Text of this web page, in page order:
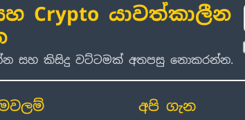
Crypto යාවත්කාලීන
සහ කිසිදු වට්ටමක් අතපසු නොකරන්න.
අපි ගැන